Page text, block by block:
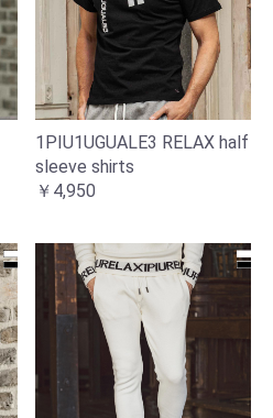
1PIU1UGUALE3 RELAX half
sleeve shirts
￥4,950